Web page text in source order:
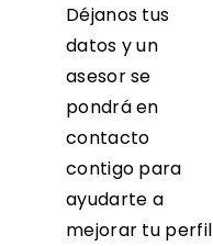
Déjanos tus
datos y un
asesor se
pondrá en
contacto
contigo para
ayudarte a
mejorar tu perfil